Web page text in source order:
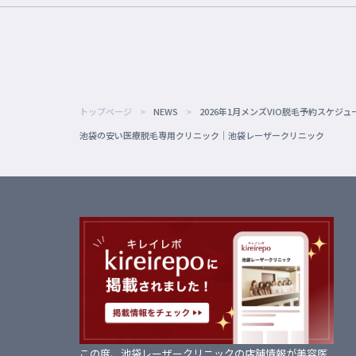
トップページ NEWS
2026年1月メンズVIO脱毛予約スケジュ
池袋の安い医療脱毛専用クリニック｜池袋レーザークリニック